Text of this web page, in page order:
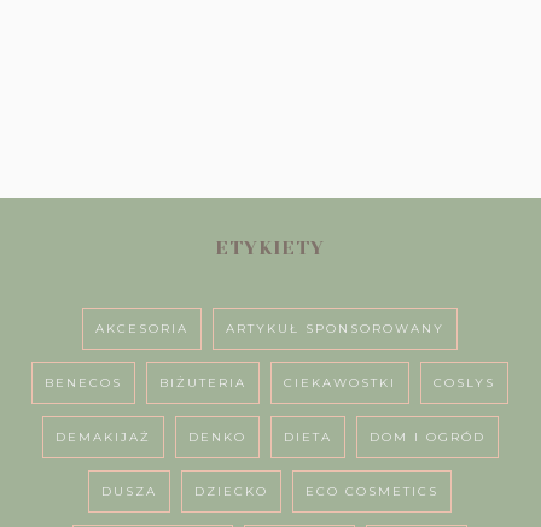
ETYKIETY
AKCESORIA ARTYKUŁ SPONSOROWANY
BENECOS BIŻUTERIA CIEKAWOSTKI COSLYS
DEMAKIJAŻ DENKO DIETA DOM I OGRÓD
DUSZA DZIECKO ECO COSMETICS